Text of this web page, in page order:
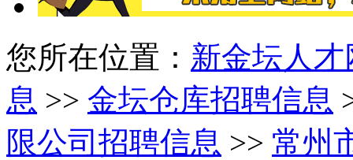
您所在位置： 新金坛人才
息 >> 金坛仓库招聘信息
限公司招聘信息 >> 常州